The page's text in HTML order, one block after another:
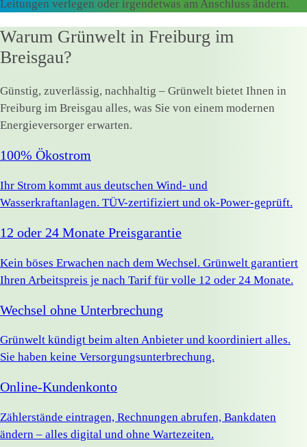
Leitungen verlegen oder irgendetwas am Anschluss ändern.
Warum Grünwelt in Freiburg im
Breisgau?
Günstig, zuverlässig, nachhaltig – Grünwelt bietet Ihnen in
Freiburg im Breisgau alles, was Sie von einem modernen
Energieversorger erwarten.
100% Ökostrom
Ihr Strom kommt aus deutschen Wind- und
Wasserkraftanlagen. TÜV-zertifiziert und ok-Power-geprüft.
12 oder 24 Monate Preisgarantie
Kein böses Erwachen nach dem Wechsel. Grünwelt garantiert
Ihren Arbeitspreis je nach Tarif für volle 12 oder 24 Monate.
Wechsel ohne Unterbrechung
Grünwelt kündigt beim alten Anbieter und koordiniert alles.
Sie haben keine Versorgungsunterbrechung.
Online-Kundenkonto
Zählerstände eintragen, Rechnungen abrufen, Bankdaten
ändern – alles digital und ohne Wartezeiten.